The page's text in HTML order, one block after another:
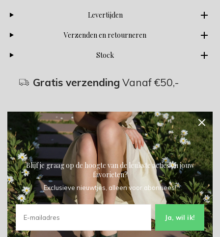
Blijf je graag op de hoogte van de leukste acties en jouw
favorieten?
Exclusieve nieuwtjes, alleen voor abonnees!
Ja, wil ik!
Levertijden
Verzenden en retourneren
Stock
Gratis verzending Vanaf €50,-
Beschrijving
Delen